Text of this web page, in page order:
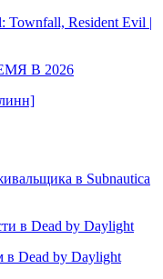
Townfall, Resident Evil |
В 2026
в Subnautica
в Dead by Daylight
в Dead by Daylight